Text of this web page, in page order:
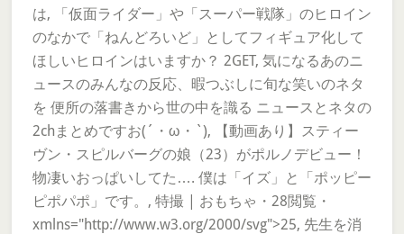
は, 「仮面ライダー」や「スーパー戦隊」のヒロイン
のなかで「ねんどろいど」としてフィギュア化して
ほしいヒロインはいますか？ 2GET, 気になるあのニ
ュースのみんなの反応、暇つぶしに旬な笑いのネタ
を 便所の落書きから世の中を識る ニュースとネタの
2chまとめですお(´・ω・`), 【動画あり】スティー
ヴン・スピルバーグの娘（23）がポルノデビュー！
物凄いおっぱいしてた…. 僕は「イズ」と「ポッピー
ピポパポ」です。, 特撮 | おもちゃ・28閲覧・
xmlns="http://www.w3.org/2000/svg">25, 先生を消